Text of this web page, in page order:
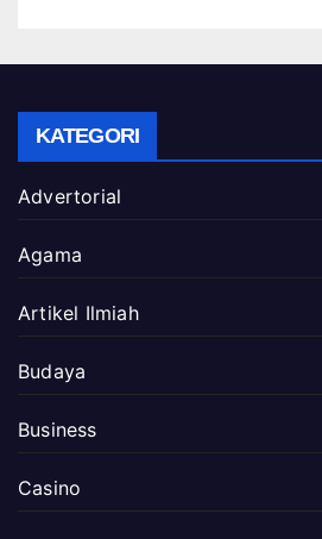
KATEGORI
Advertorial
Agama
Artikel Ilmiah
Budaya
Business
Casino